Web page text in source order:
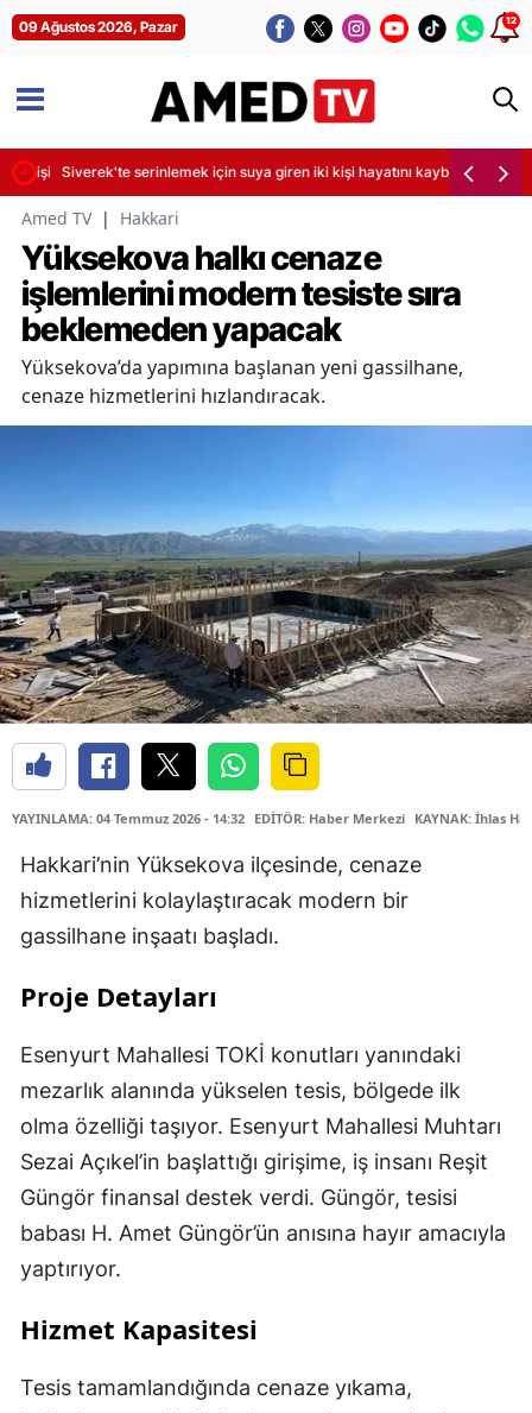
09 Ağustos 2026, Pazar 12
kişi yaralandı
Siverek'te serinlemek için suya giren iki kişi hayatını kaybetti
Amed TV | Hakkari
Yüksekova halkı cenaze
işlemlerini modern tesiste sıra
beklemeden yapacak
Yüksekova’da yapımına başlanan yeni gassilhane,
cenaze hizmetlerini hızlandıracak.
YAYINLAMA: 04 Temmuz 2026 - 14:32 EDİTÖR: Haber Merkezi KAYNAK: İhlas
Hakkari’nin Yüksekova ilçesinde, cenaze
hizmetlerini kolaylaştıracak modern bir
gassilhane inşaatı başladı.
Proje Detayları
Esenyurt Mahallesi TOKİ konutları yanındaki
mezarlık alanında yükselen tesis, bölgede ilk
olma özelliği taşıyor. Esenyurt Mahallesi Muhtarı
Sezai Açıkel’in başlattığı girişime, iş insanı Reşit
Güngör finansal destek verdi. Güngör, tesisi
babası H. Amet Güngör’ün anısına hayır amacıyla
yaptırıyor.
Hizmet Kapasitesi
Tesis tamamlandığında cenaze yıkama,